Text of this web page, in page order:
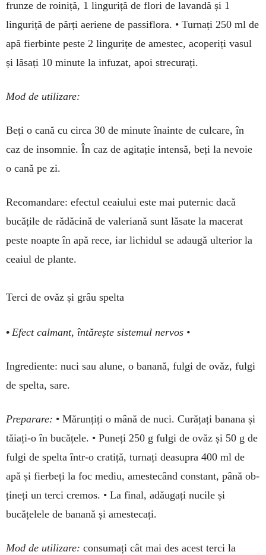
frunze de roiniță, 1 linguriță de flori de lavandă și 1
linguriță de părți aeriene de passiflora. • Tur­nați 250 ml de
apă fierbinte peste 2 lingurițe de amestec, acoperiți vasul
și lăsați 10 minute la infuzat, apoi strecurați.
Mod de utilizare:
Beți o cană cu circa 30 de minute înainte de culcare, în
caz de insomnie. În caz de agitație intensă, beți la nevoie
o cană pe zi.
Recomandare: efectul ceaiului este mai puternic dacă
bucățile de rădăcină de valeriană sunt lăsate la macerat
peste noapte în apă rece, iar lichidul se adaugă ulterior la
ceaiul de plante.
Terci de ovăz și grâu spelta
• Efect calmant, întărește sistemul nervos •
Ingrediente: nuci sau alune, o banană, fulgi de ovăz, fulgi
de spelta, sare.
Preparare: • Mărunțiți o mână de nuci. Curățați banana și
tăiați-o în bucățele. • Puneți 250 g fulgi de ovăz și 50 g de
fulgi de spelta într-o cratiță, turnați deasu­pra 400 ml de
apă și fier­beți la foc mediu, ames­te­când constant, până ob­
țineți un terci cremos. • La final, adăugați nucile și
bucățelele de banană și amestecați.
Mod de utilizare: con­­sumați cât mai des acest terci la